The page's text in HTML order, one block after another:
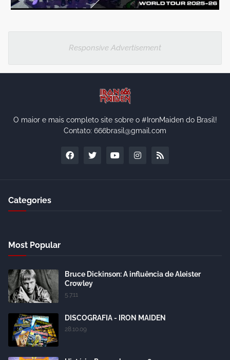
Responsive Advertisement
O maior e mais completo site sobre o #IronMaiden do Brasil!
Contato: 666brasil@gmail.com
Categories
Most Popular
Bruce Dickinson: A influência de Aleister
Crowley
5.7.11
DISCOGRAFIA - IRON MAIDEN
28.10.09